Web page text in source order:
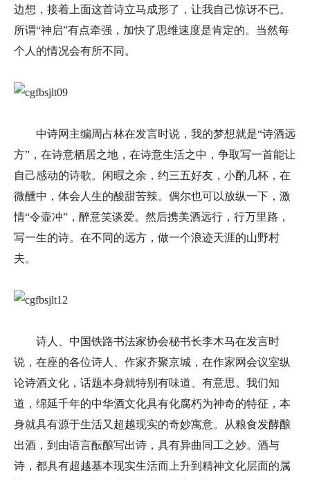
边想，接着上面这首诗立马成形了，让我自己惊讶不已。
所谓“神启”有点牵强，加快了思维速度是肯定的。当然每
个人的情况会有所不同。
中诗网主编周占林在发言时说，我的梦想就是“诗酒远
方”，在诗意栖居之地，在诗意生活之中，争取写一首能让
自己感动的诗歌。闲暇之余，约三五好友，小酌几杯，在
微醺中，体会人生的酸甜苦辣。偶尔也可以放纵一下，激
情“令壶冲”，醉意笑谈爱。然后携美酒远行，行万里路，
写一生的诗。在不同的远方，做一个浪迹天涯的山野村
夫。
诗人、中国铁路书法家协会秘书长李木马在发言时
说，在座的各位诗人、作家齐聚京城，在作家网会议室纵
论诗酒文化，话题本身就特别有味道、有意思。我们知
道，绵延千年的中华酒文化具有化腐朽为神奇的特征，本
身就具有源于生活又超越现实的奇妙寓意。从粮食发酵酿
出酒，到由语言酝酿写出诗，具有异曲同工之妙。酒与
诗，都具有超越基本现实生活而上升到精神文化层面的属